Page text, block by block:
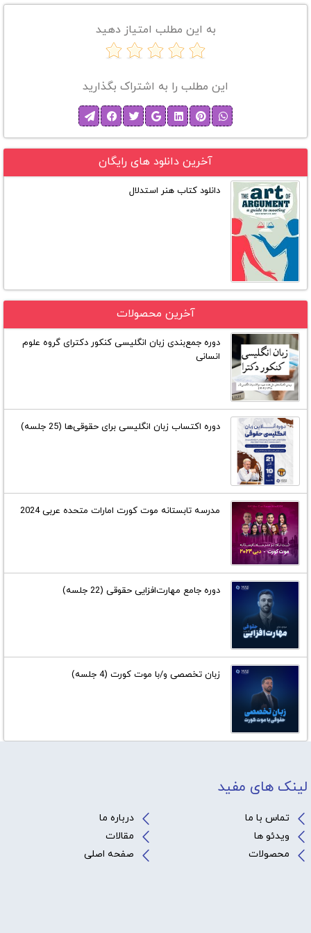
به این مطلب امتیاز دهید
این مطلب را به اشتراک بگذارید
آخرین دانلود های رایگان
دانلود کتاب هنر استدلال
آخرین محصولات
دوره جمع‌بندی زبان انگلیسی کنکور دکترای گروه علوم
انسانی
دوره اکتساب زبان انگلیسی برای حقوقی‌ها (25 جلسه)
مدرسه تابستانه موت کورت امارات متحده عربی 2024
دوره جامع مهارت‌افزایی حقوقی (22 جلسه)
زبان تخصصی و/با موت کورت (4 جلسه)
لینک های مفید
تماس با ما
درباره ما
ویدئو ها
مقالات
محصولات
صفحه اصلی